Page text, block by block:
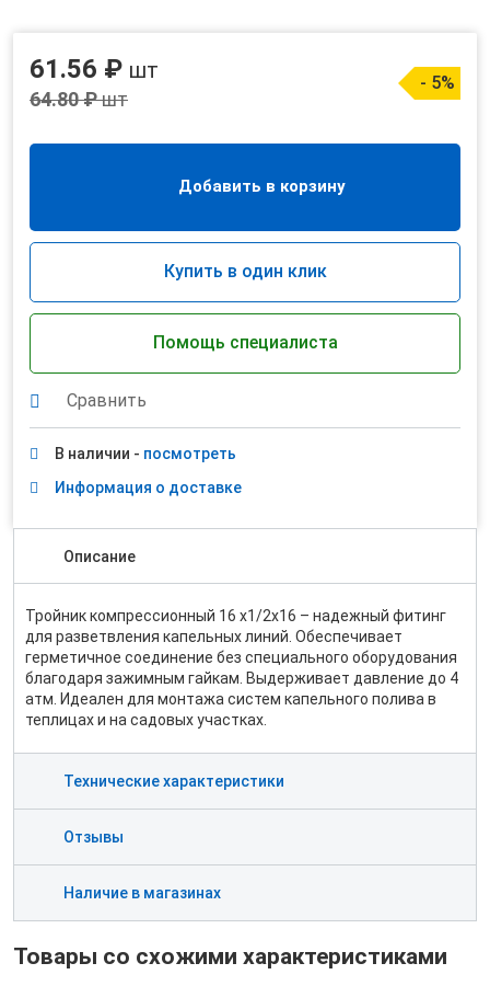
61.56 ₽ шт
64.80 ₽шт
- 5%
Добавить в корзину
Купить в один клик
Помощь специалиста
Сравнить
В наличии - посмотреть
Информация о доставке
Описание
Тройник компрессионный 16 х1/2х16 – надежный фитинг
для разветвления капельных линий. Обеспечивает
герметичное соединение без специального оборудования
благодаря зажимным гайкам. Выдерживает давление до 4
атм. Идеален для монтажа систем капельного полива в
теплицах и на садовых участках.
Технические характеристики
Отзывы
Наличие в магазинах
Товары со схожими характеристиками